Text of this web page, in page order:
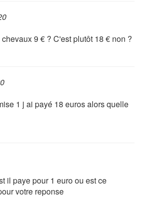
9 € ? C'est plutôt 18 € non ?
1 j ai payé 18 euros alors quelle
il paye pour 1 euro ou est ce
votre reponse